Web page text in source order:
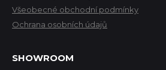
Všeobecné obchodní podmínky
Ochrana osobních údajů
SHOWROOM